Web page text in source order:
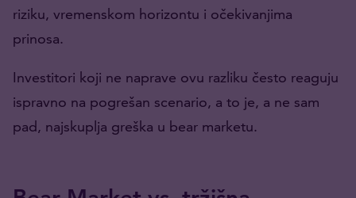
riziku, vremenskom horizontu i očekivanjima
prinosa.
Investitori koji ne naprave ovu razliku često reaguju
ispravno na pogrešan scenario, a to je, a ne sam
pad, najskuplja greška u bear marketu.